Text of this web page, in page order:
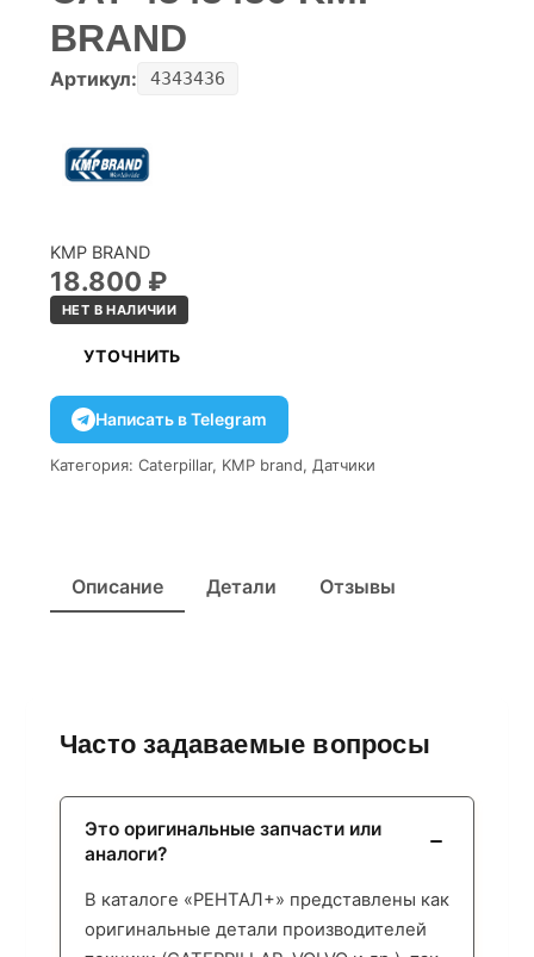
BRAND
Артикул: 4343436
KMP BRAND
18.800 ₽
НЕТ В НАЛИЧИИ
УТОЧНИТЬ
Написать в Telegram
Категория: Caterpillar, KMP brand, Датчики
Описание Детали Отзывы
Часто задаваемые вопросы
Это оригинальные запчасти или
аналоги?
В каталоге «РЕНТАЛ+» представлены как
оригинальные детали производителей